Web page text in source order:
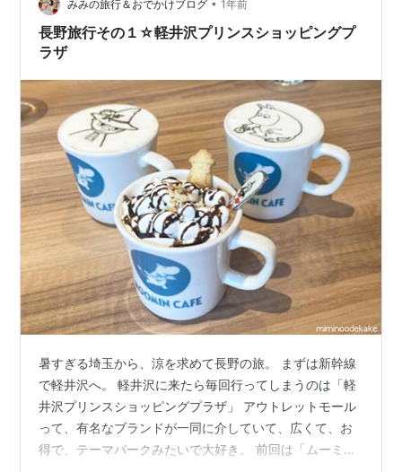
みみの旅行＆おでかけブログ • 1年前
長野旅行その１☆軽井沢プリンスショッピングプ
ラザ
暑すぎる埼玉から、涼を求めて長野の旅。 まずは新幹線
で軽井沢へ。 軽井沢に来たら毎回行ってしまうのは「軽
井沢プリンスショッピングプラザ」 アウトレットモール
って、有名なブランドが一同に介していて、広くて、お
得で、テーマパークみたいで大好き。 前回は「ムーミン